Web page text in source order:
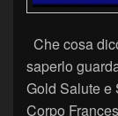
Che cosa
saperlo
Gold Salute e
Corpo